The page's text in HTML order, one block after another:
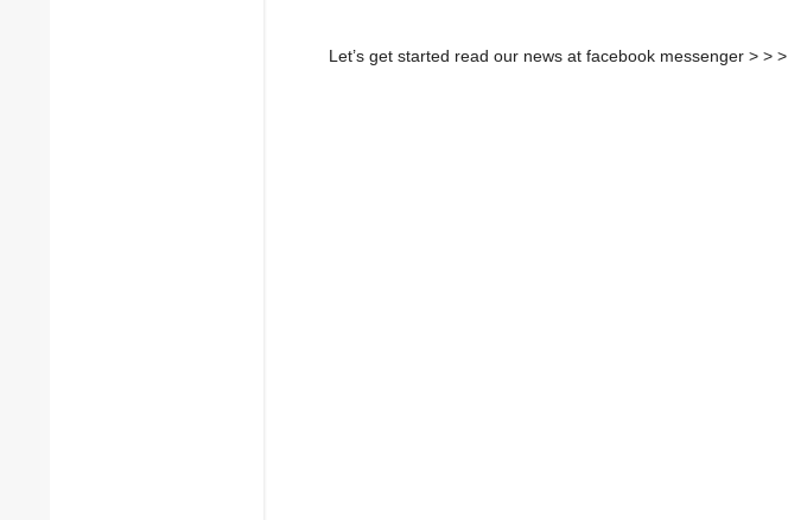
Let’s get started read our news at facebook messenger > > >